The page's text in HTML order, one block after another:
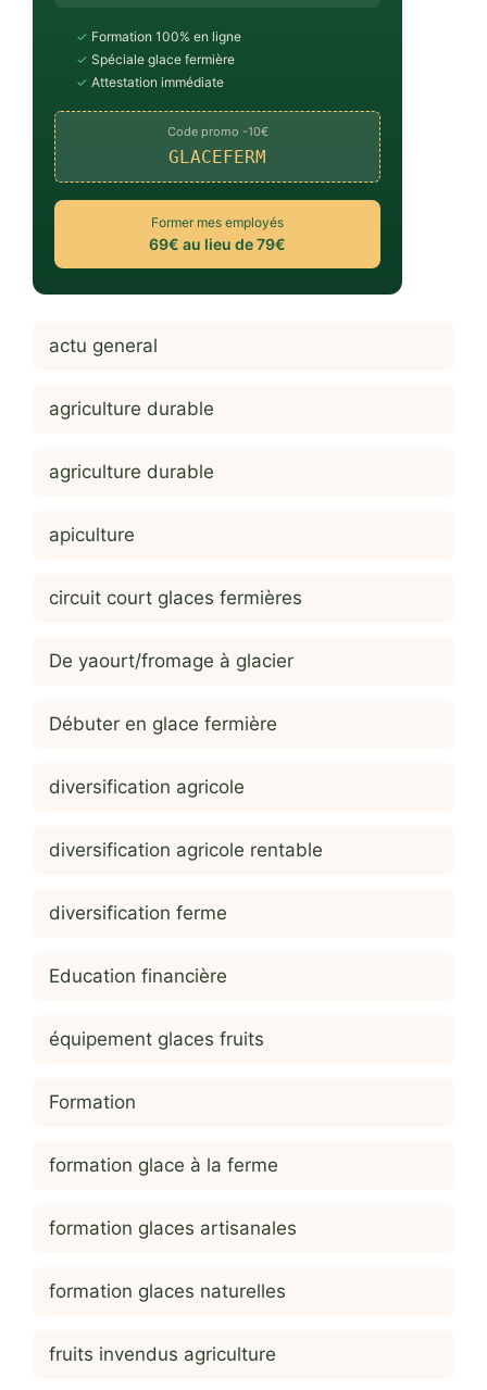
✓ Formation 100% en ligne
✓ Spéciale glace fermière
✓ Attestation immédiate
Code promo -10€
GLACEFERM
Former mes employés
69€ au lieu de 79€
actu general
agriculture durable
agriculture durable
apiculture
circuit court glaces fermières
De yaourt/fromage à glacier
Débuter en glace fermière
diversification agricole
diversification agricole rentable
diversification ferme
Education financière
équipement glaces fruits
Formation
formation glace à la ferme
formation glaces artisanales
formation glaces naturelles
fruits invendus agriculture